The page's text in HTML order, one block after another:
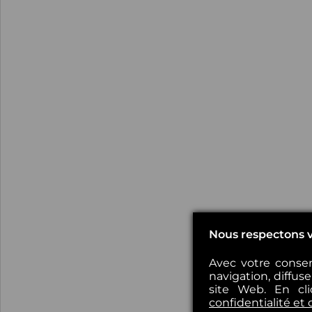
Nous respectons
Avec votre
navigation,
site Web. En
confidentialité et